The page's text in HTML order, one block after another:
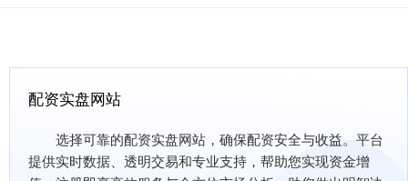
配资实盘网站
选择可靠的配资实盘网站，确保配资安全与收益。平台
提供实时数据、透明交易和专业支持，帮助您实现资金增